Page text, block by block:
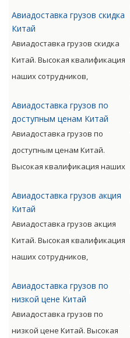
специальную подготовку,
позволяет мастерски
обслуживать перевозки всех
видов, включая опасные
категории грузов.
Авиадоставка грузов скидка
Китай
Авиадоставка грузов скидка
Китай. Высокая квалификация
наших сотрудников,
подготовку, позволяет
мастерски обслуживать
перевозки всех видов,
включая опасные категории
Авиадоставка грузов по
доступным ценам Китай
Авиадоставка грузов по
доступным ценам Китай.
Высокая квалификация наших
специальную подготовку,
позволяет мастерски
обслуживать перевозки всех
видов, включая опасные
категории грузов.
Авиадоставка грузов акция
Китай
Авиадоставка грузов акция
Китай. Высокая квалификация
наших сотрудников,
подготовку, позволяет
мастерски обслуживать
перевозки всех видов,
Авиадоставка грузов по
низкой цене Китай
Авиадоставка грузов по
низкой цене Китай. Высокая